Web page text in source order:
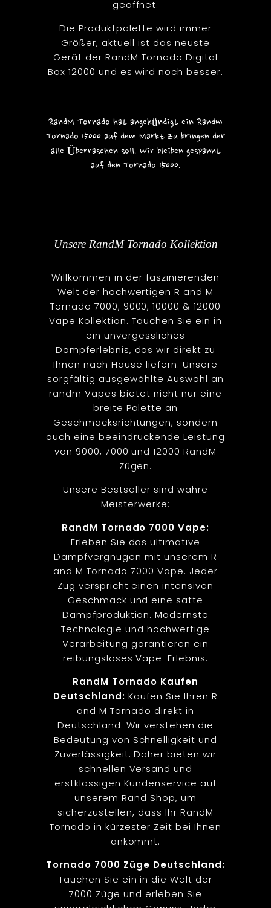
geöffnet.
Die Produktpalette wird immer
Größer, aktuell ist das neuste
Gerät der RandM Tornado Digital
Box 12000 und es wird noch besser.
RandM Tornado hat angekündigt ein Randm
Tornado 15000 auf dem Markt zu bringen der
alle Überraschen soll. Wir bleiben gespannt
auf den Tornado 15000.
Unsere RandM Tornado Kollektion
Willkommen in der faszinierenden
Welt der hochwertigen R and M
Tornado 7000, 9000, 10000 & 12000
Vape Kollektion. Tauchen Sie ein in
ein unvergessliches
Dampferlebnis, das wir direkt zu
Ihnen nach Hause liefern. Unsere
sorgfältig ausgewählte Auswahl an
randm Vapes bietet nicht nur eine
breite Palette an
Geschmacksrichtungen, sondern
auch eine beeindruckende Leistung
von 9000, 7000 und 12000 RandM
Zügen.
Unsere Bestseller sind wahre
Meisterwerke:
RandM Tornado 7000 Vape:
Erleben Sie das ultimative
Dampfvergnügen mit unserem R
and M Tornado 7000 Vape. Jeder
Zug verspricht einen intensiven
Geschmack und eine satte
Dampfproduktion. Modernste
Technologie und hochwertige
Verarbeitung garantieren ein
reibungsloses Vape-Erlebnis.
RandM Tornado Kaufen
Deutschland: Kaufen Sie Ihren R
and M Tornado direkt in
Deutschland. Wir verstehen die
Bedeutung von Schnelligkeit und
Zuverlässigkeit. Daher bieten wir
schnellen Versand und
erstklassigen Kundenservice auf
unserem Rand Shop, um
sicherzustellen, dass Ihr RandM
Tornado in kürzester Zeit bei Ihnen
ankommt.
Tornado 7000 Züge Deutschland:
Tauchen Sie ein in die Welt der
7000 Züge und erleben Sie